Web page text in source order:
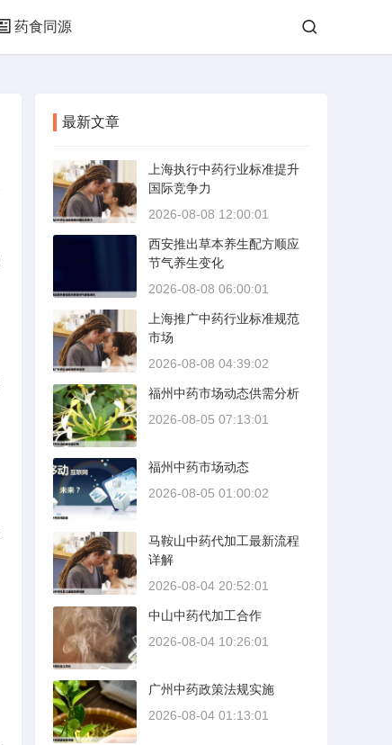
药食同源
最新文章
上海执行中药行业标准提升
国际竞争力
2026-08-08 12:00:01
西安推出草本养生配方顺应
节气养生变化
2026-08-08 06:00:01
上海推广中药行业标准规范
市场
2026-08-08 04:39:02
福州中药市场动态供需分析
2026-08-05 07:13:01
福州中药市场动态
2026-08-05 01:00:02
马鞍山中药代加工最新流程
详解
2026-08-04 20:52:01
中山中药代加工合作
2026-08-04 10:26:01
广州中药政策法规实施
2026-08-04 01:13:01